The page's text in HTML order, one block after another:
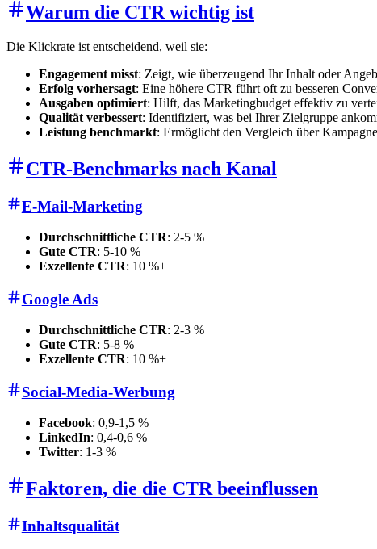
Warum die CTR wichtig ist
Die Klickrate ist entscheidend, weil sie:
Engagement misst: Zeigt, wie überzeugend Ihr Inhalt oder
Erfolg vorhersagt: Eine höhere CTR führt oft zu besseren
Ausgaben optimiert: Hilft, das Marketingbudget effektiv zu
Qualität verbessert: Identifiziert, was bei Ihrer Zielgruppe
Leistung benchmarkt: Ermöglicht den Vergleich über
CTR-Benchmarks nach Kanal
E-Mail-Marketing
Durchschnittliche CTR: 2-5 %
Gute CTR: 5-10 %
Exzellente CTR: 10 %+
Google Ads
Durchschnittliche CTR: 2-3 %
Gute CTR: 5-8 %
Exzellente CTR: 10 %+
Social-Media-Werbung
Facebook: 0,9-1,5 %
LinkedIn: 0,4-0,6 %
Twitter: 1-3 %
Faktoren, die die CTR beeinflussen
Inhaltsqualität